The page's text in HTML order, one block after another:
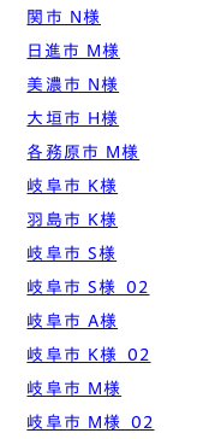
関市 N様
日進市 M様
美濃市 N様
大垣市 H様
各務原市 M様
岐阜市 K様
羽島市 K様
岐阜市 S様
岐阜市 S様_02
岐阜市 A様
岐阜市 K様_02
岐阜市 M様
岐阜市 M様_02